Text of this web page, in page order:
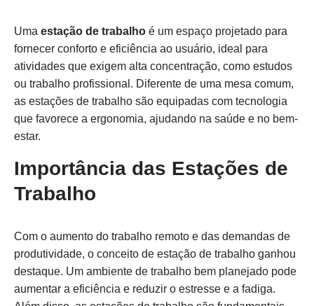
Uma estação de trabalho é um espaço projetado para
fornecer conforto e eficiência ao usuário, ideal para
atividades que exigem alta concentração, como estudos
ou trabalho profissional. Diferente de uma mesa comum,
as estações de trabalho são equipadas com tecnologia
que favorece a ergonomia, ajudando na saúde e no bem-
estar.
Importância das Estações de
Trabalho
Com o aumento do trabalho remoto e das demandas de
produtividade, o conceito de estação de trabalho ganhou
destaque. Um ambiente de trabalho bem planejado pode
aumentar a eficiência e reduzir o estresse e a fadiga.